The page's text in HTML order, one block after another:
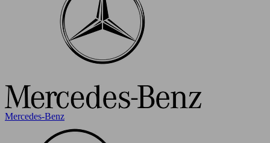
Mercedes-Benz